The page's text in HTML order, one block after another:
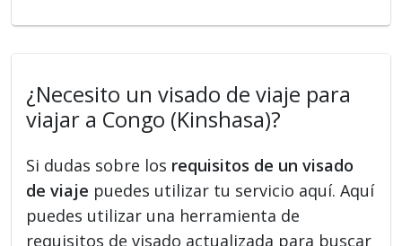
¿Necesito un visado de viaje para
viajar a Congo (Kinshasa)?
Si dudas sobre los requisitos de un visado
de viaje puedes utilizar tu servicio aquí. Aquí
puedes utilizar una herramienta de
requisitos de visado actualizada para buscar